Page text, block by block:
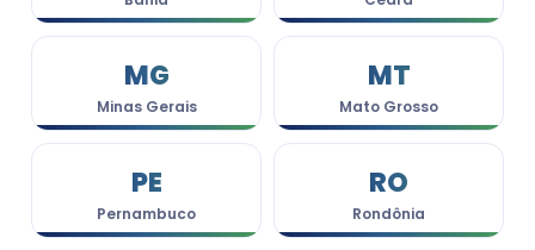
MG
Minas Gerais
MT
Mato Grosso
PE
Pernambuco
RO
Rondônia